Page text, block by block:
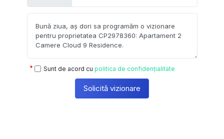
Sunt de acord cu politica de confidențialitate
Solicită vizionare